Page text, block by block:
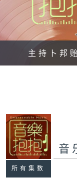
主持卜邦
所有集数
音